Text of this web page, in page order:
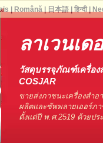
ลาเวนเด
วัสดุบรรจุภัณฑ์เครื่อง
COSJAR
ขายส่งภาชนะเครื่องสำ
ผลิตและซัพพลายเออร์ภ
ตั้งแต่ปี พ.ศ.2519 ด้วยป
Română| 日本語| हिन्दी|